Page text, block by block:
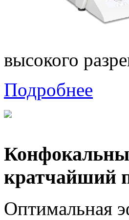
высокого
Подробнее
кратчайший
Оптимальная